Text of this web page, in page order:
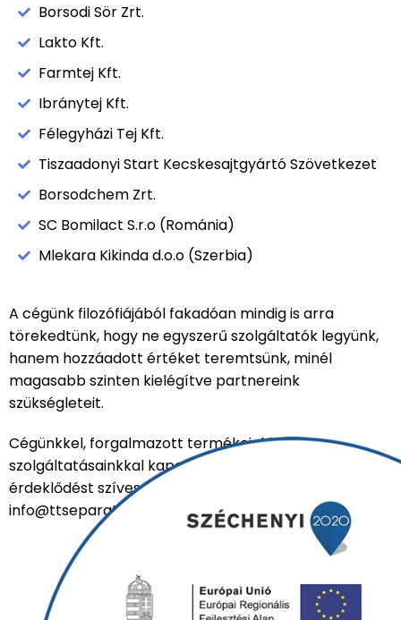
Borsodi Sör Zrt.
Lakto Kft.
Farmtej Kft.
Ibránytej Kft.
Félegyházi Tej Kft.
Tiszaadonyi Start Kecskesajtgyártó Szövetkezet
Borsodchem Zrt.
SC Bomilact S.r.o (Románia)
Mlekara Kikinda d.o.o (Szerbia)
A cégünk filozófiájából fakadóan mindig is arra
törekedtünk, hogy ne egyszerű szolgáltatók legyünk,
hanem hozzáadott értéket teremtsünk, minél
magasabb szinten kielégítve partnereink
szükségleteit.
Cégünkkel, forgalmazott termékeinkkel és
szolgáltatásainkkal kapcsolatban minden kérdést,
érdeklődést szívesen fogadunk az
info@ttseparator.hu email címen.